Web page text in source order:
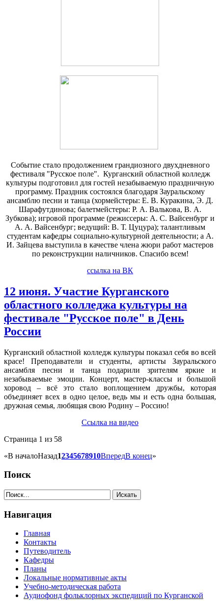
Событие стало продолжением грандиозного двухдневного
фестиваля "Русское поле". Курганский областной колледж
культуры подготовил для гостей незабываемую праздничную
программу. Праздник состоялся благодаря Зауральскому
ансамблю песни и танца (хормейстеры: Е. В. Куракина, Э. Д.
Шарафутдинова; балетмейстеры: Р. А. Валькова, В. А.
Зубкова); игровой программе (режиссеры: А. С. Вайсенбург и
А. А. Вайсенбург; ведущий: В. Т. Цуцура); талантливым
студентам кафедры социально-культурной деятельности; а А.
И. Зайцева выступила в качестве члена жюри работ мастеров
по реконструкции наличников. Спасибо всем!
ссылка на ВК
12 июня. Участие Курганского
областного колледжа культуры на
фестивале "Русское поле" в День
России
Курганский областной колледж культуры показал себя во всей
красе! Преподаватели и студенты, артисты Зауральского
ансамбля песни и танца подарили зрителям яркие и
незабываемые эмоции. Концерт, мастер-классы и большой
хоровод – всё это стало воплощением дружбы, которая
объединяет всех в одно целое, ведь мы и есть одна большая,
дружная семья, любящая свою Родину – Россию!
Ссылка на видео
Страница 1 из 58
«В началоНазад12345678910ВпередВ конец»
Поиск
Навигация
Главная
Контакты
Путеводитель
Кафедры
Планы
Локальные нормативные акты
Учебно-методическая работа
Аудиофонд фольклорных экспедиций по Курганской